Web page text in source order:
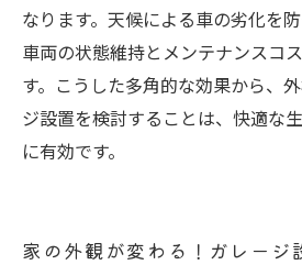
なります。天候による車の劣化を
車両の状態維持とメンテナンスコ
す。こうした多角的な効果から、
ジ設置を検討することは、快適な
に有効です。
家の外観が変わる！ガレージ